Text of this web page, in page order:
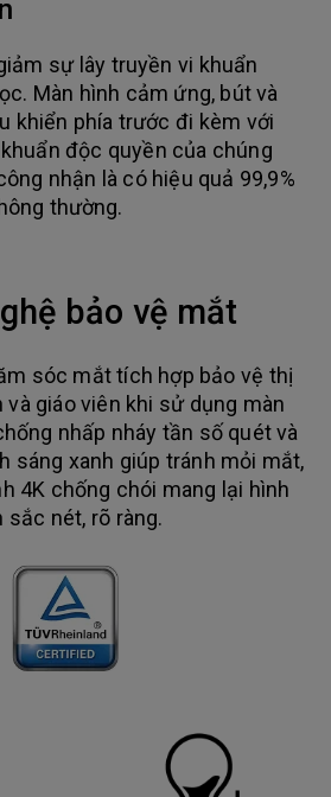
sự lây truyền vi khuẩn
Màn hình cảm ứng, bút và
khiển phía trước đi kèm với
độc quyền của chúng
nhận là có hiệu quả 99,9%
thường.
bảo vệ mắt
sóc mắt tích hợp bảo vệ thị
giáo viên khi sử dụng màn
nhấp nháy tần số quét và
sáng xanh giúp tránh mỏi mắt,
4K chống chói mang lại hình
sắc nét, rõ ràng.